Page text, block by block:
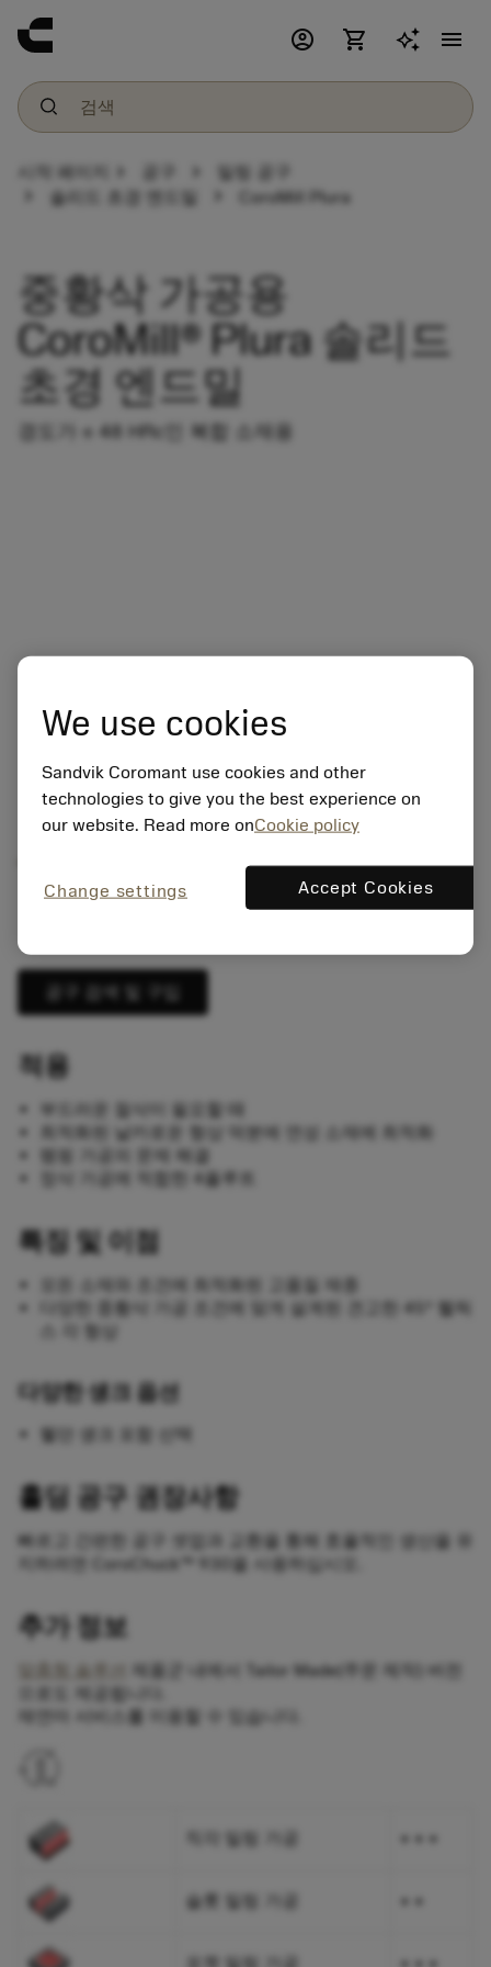
account_circle shopping_cart menu
chevron_right chevron_right 밀링 공구
솔리드 초경 엔드밀 CoroMill Plura
중황삭 가공용
CoroMill® Plura 솔리드
초경 엔드밀
경도가 ≤ 48 HRc인 복합 소재용
개요
적용
부드러운 절삭이 필요할 때
최적화된 날카로운 형상 덕분에 연성 소재에 최적화
정삭 가공에 적합한 4플루트
특징 및 이점
모든 소재와 조건에 최적화된 고품질 재종
다양한 중황삭 가공 조건에 맞게 설계된 견고한 45° 헬릭
다양한 섕크 옵션
웰던 섕크 포함 선택
홀딩 공구 권장사항
빠르고 간편한 공구 셋업과 교환을 통해 효율적인 생산을 유
지하려면 CoroChuck™ 930을 사용하십시오.
추가 정보
맞춤형 솔루션
제품군 내에서 Tailor Made(주문 제작) 버전
재연마 서비스를 이용할 수 있습니다.
직각 밀링 가공 + + +
슬롯 밀링 가공 + +
We use cookies
Sandvik Coromant use cookies and other
technologies to give you the best experience on
our website. Read more onCookie policy
Change settings Accept Cookies